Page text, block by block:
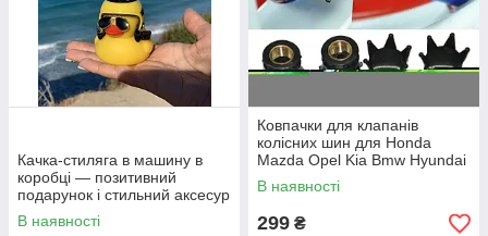
Качка-стиляга в машину в
коробці — позитивний
подарунок і стильний аксесур
В наявності
Ковпачки для клапанів
колісних шин для Honda
Mazda Opel Kia Bmw Hyundai
Audi Lexus Mercedes, black
В наявності
299 ₴